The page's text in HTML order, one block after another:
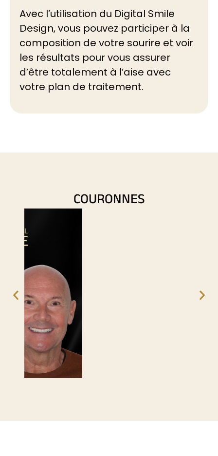
Avec l’utilisation du Digital Smile
Design, vous pouvez participer à la
composition de votre sourire et voir
les résultats pour vous assurer
d’être totalement à l’aise avec
votre plan de traitement.
COURONNES